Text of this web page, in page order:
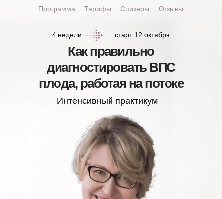
Как правильно
диагностировать ВПС
плода, работая на потоке
Интенсивный практикум
Программа Тарифы Спикеры Отзывы
4 недели старт 12 октября